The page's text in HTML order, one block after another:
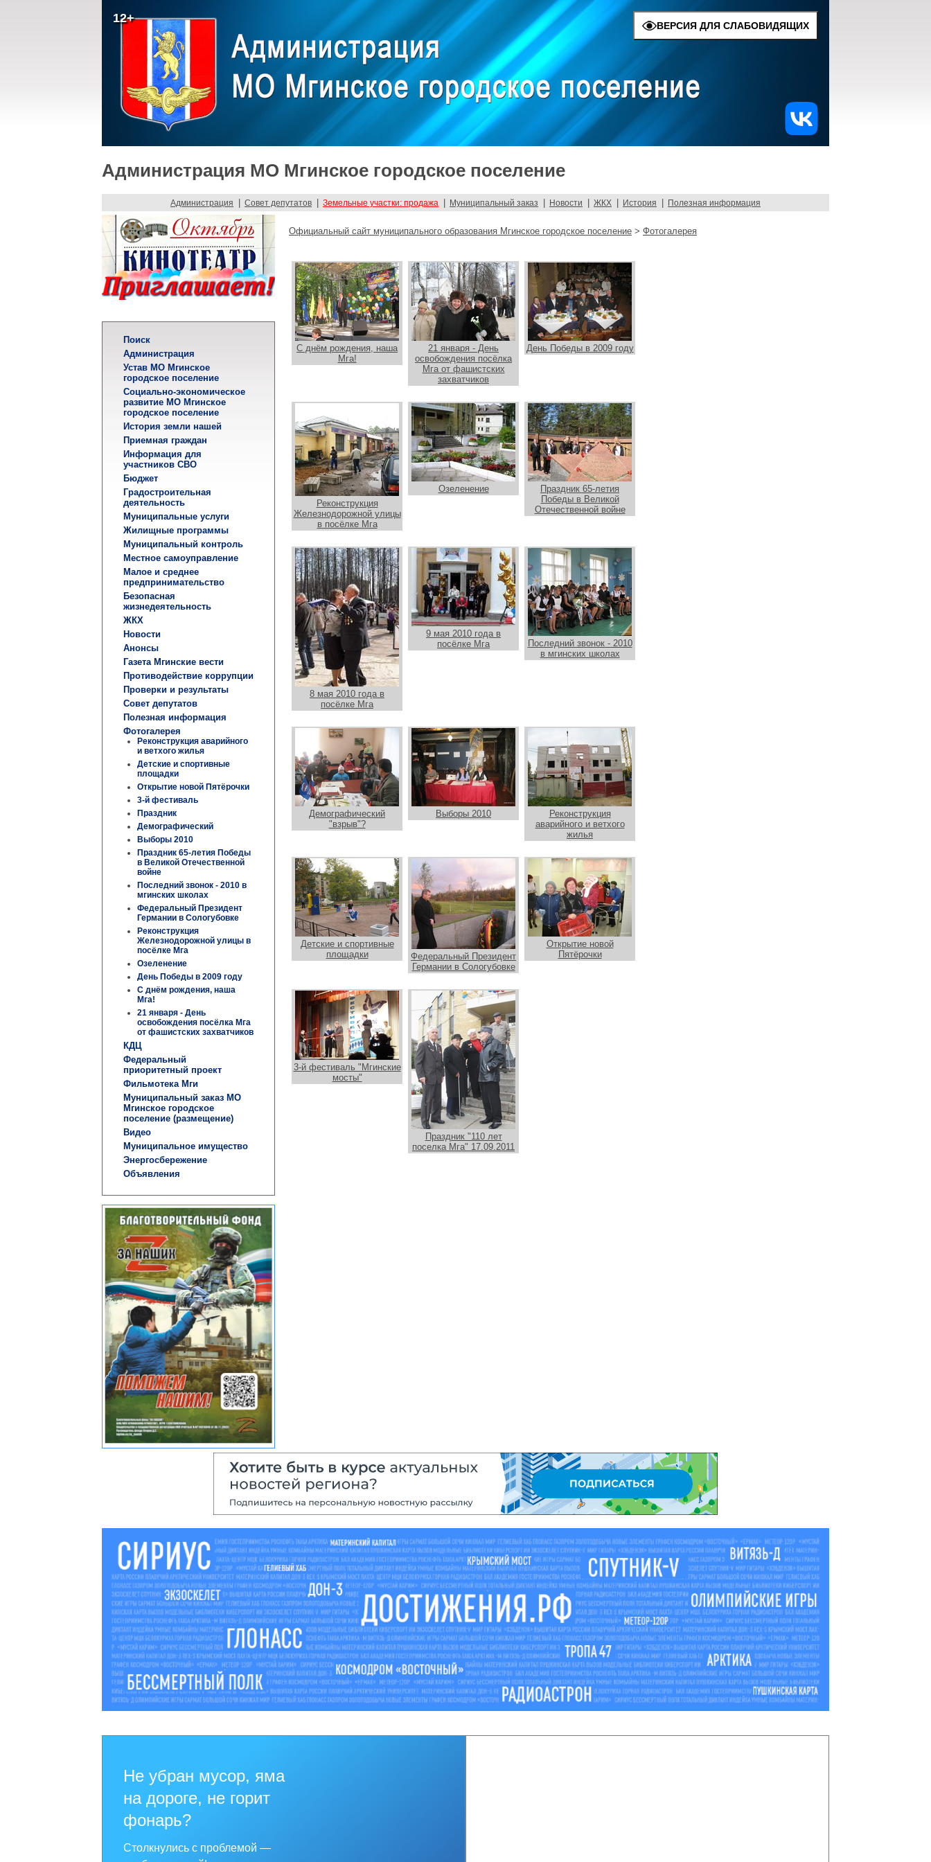
ВЕРСИЯ ДЛЯ СЛАБОВИДЯЩИХ
12+
Администрация МО Мгинское городское поселение
Администрация Совет депутатов Земельные участки: продажа Муниципальный заказ Новости ЖКХ История Полезная информация
Поиск
Администрация
Устав МО Мгинское
городское поселение
Социально-экономическое
развитие МО Мгинское
городское поселение
История земли нашей
Приемная граждан
Информация для
участников СВО
Бюджет
Градостроительная
деятельность
Муниципальные услуги
Жилищные программы
Муниципальный контроль
Местное самоуправление
Малое и среднее
предпринимательство
Безопасная
жизнедеятельность
ЖКХ
Новости
Анонсы
Газета Мгинские вести
Противодействие коррупции
Проверки и результаты
Совет депутатов
Полезная информация
Фотогалерея
Реконструкция аварийного
и ветхого жилья
Детские и спортивные
площадки
Открытие новой Пятёрочки
3-й фестиваль
Праздник
Демографический
Выборы 2010
Праздник 65-летия Победы
в Великой Отечественной
войне
Последний звонок - 2010 в
мгинских школах
Федеральный Президент
Германии в Сологубовке
Реконструкция
Железнодорожной улицы в
посёлке Мга
Озеленение
День Победы в 2009 году
С днём рождения, наша
Мга!
21 января - День
освобождения посёлка Мга
от фашистских захватчиков
КДЦ
Федеральный
приоритетный проект
Фильмотека Мги
Муниципальный заказ МО
Мгинское городское
поселение (размещение)
Видео
Муниципальное имущество
Энергосбережение
Объявления
Официальный сайт муниципального образования Мгинское городское поселение > Фотогалерея
С днём рождения, наша
Мга!
21 января - День
освобождения посёлка
Мга от фашистских
захватчиков
День Победы в 2009 году
Реконструкция
Железнодорожной улицы
в посёлке Мга
Озеленение
Праздник 65-летия
Победы в Великой
Отечественной войне
8 мая 2010 года в
посёлке Мга
9 мая 2010 года в
посёлке Мга
Последний звонок - 2010
в мгинских школах
Демографический
"взрыв"?
Выборы 2010
Реконструкция
аварийного и ветхого
жилья
Детские и спортивные
площадки
Федеральный Президент
Германии в Сологубовке
Открытие новой
Пятёрочки
3-й фестиваль "Мгинские
мосты"
Праздник "110 лет
поселка Мга" 17.09.2011
Не убран мусор, яма
на дороге, не горит
фонарь?
Столкнулись с проблемой —